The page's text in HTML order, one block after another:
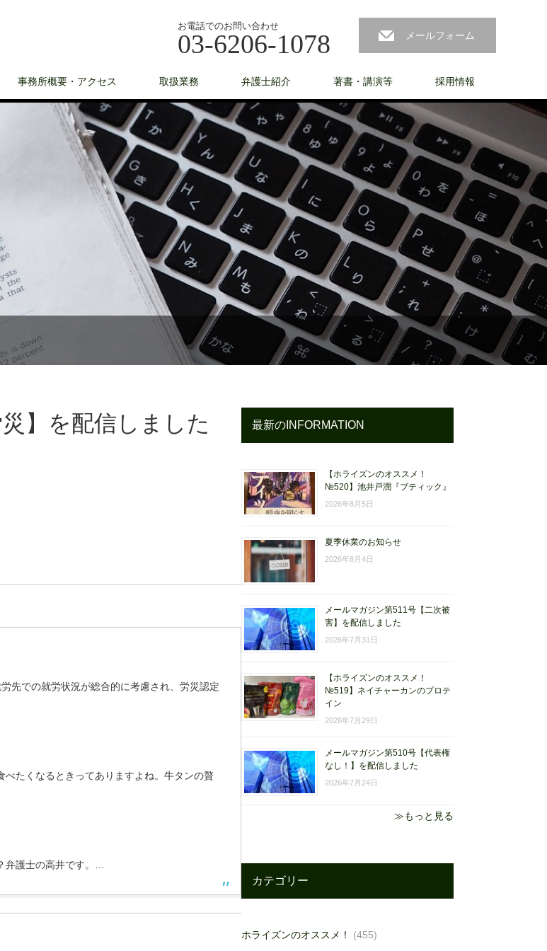
お電話でのお問い合わせ
03-6206-1078 メールフォーム
事務所概要・アクセス 取扱業務 弁護士紹介 著書・講演等 採用情報
】を配信しました
先での就労状況が総合的に考慮され、労災認定
たくなるときってありますよね。牛タンの贅
弁護士の高井です。…
最新のINFORMATION
【ホライズンのオススメ！
№520】池井戸潤『ブティック』
2026年8月5日
夏季休業のお知らせ
2026年8月4日
メールマガジン第511号【二次被
害】を配信しました
2026年7月31日
【ホライズンのオススメ！
№519】ネイチャーカンのプロテ
イン
2026年7月29日
メールマガジン第510号【代表権
なし！】を配信しました
2026年7月24日
≫もっと見る
カテゴリー
ホライズンのオススメ！ (455)